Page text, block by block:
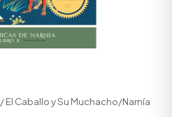
/ El Caballo y Su Muchacho/Narnía